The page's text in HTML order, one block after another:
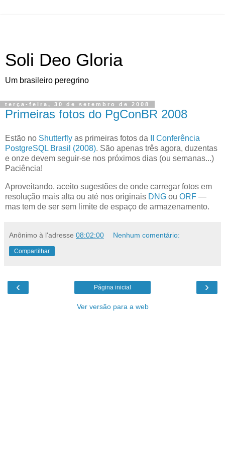
Soli Deo Gloria
Um brasileiro peregrino
terça-feira, 30 de setembro de 2008
Primeiras fotos do PgConBR 2008
Estão no Shutterfly as primeiras fotos da
II Conferência
PostgreSQL Brasil (2008). São apenas três agora, duzentas
e onze devem seguir-se nos próximos dias (ou semanas...)
Paciência!
Aproveitando, aceito sugestões de onde carregar fotos em
resolução mais alta ou até nos originais DNG ou ORF —
mas tem de ser sem limite de espaço de armazenamento.
Anônimo à l'adresse 08:02:00 Nenhum comentário:
Compartilhar
‹ ›
Página inicial
Ver versão para a web